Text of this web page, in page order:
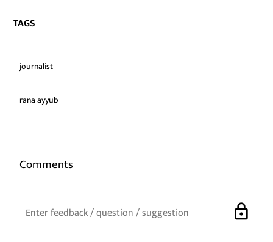
TAGS
journalist
rana ayyub
Comments
lock